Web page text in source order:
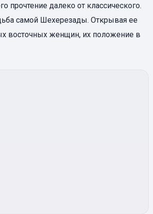
далеко от классического.
самой Шехерезады. Открывая ее
восточных женщин, их положение в